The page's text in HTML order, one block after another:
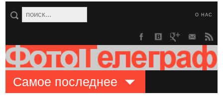
О НАС
Самое последнее